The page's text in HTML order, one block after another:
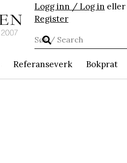
Logg inn / Log in eller
Register
Referanseverk Bokprat